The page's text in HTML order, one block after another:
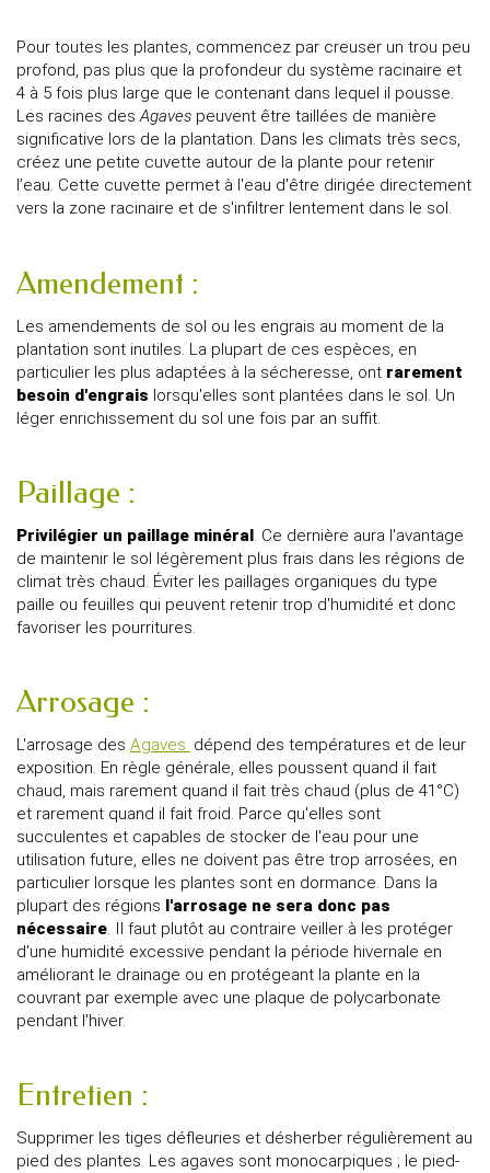
Pour toutes les plantes, commencez par creuser un trou peu
profond, pas plus que la profondeur du système racinaire et
4 à 5 fois plus large que le contenant dans lequel il pousse.
Les racines desAgaves peuvent être taillées de manière
significative lors de la plantation. Dans les climats très secs,
créez une petite cuvette autour de la plante pour retenir
l’eau. Cette cuvette permet à l'eau d'être dirigée directement
vers la zone racinaire et de s'infiltrer lentement dans le sol.
Amendement :
Les amendements de sol ou les engrais au moment de la
plantation sont inutiles. La plupart de ces espèces, en
particulier les plus adaptées à la sécheresse, ont rarement
besoin d'engrais lorsqu'elles sont plantées dans le sol. Un
léger enrichissement du sol une fois par an suffit.
Paillage :
Privilégier un paillage minéral. Ce dernière aura l'avantage
de maintenir le sol légèrement plus frais dans les régions de
climat très chaud. Éviter les paillages organiques du type
paille ou feuilles qui peuvent retenir trop d'humidité et donc
favoriser les pourritures.
Arrosage :
L'arrosage des Agaves dépend des températures et de leur
exposition. En règle générale, elles poussent quand il fait
chaud, mais rarement quand il fait très chaud (plus de 41°C)
et rarement quand il fait froid. Parce qu'elles sont
succulentes et capables de stocker de l'eau pour une
utilisation future, elles ne doivent pas être trop arrosées, en
particulier lorsque les plantes sont en dormance. Dans la
plupart des régions l'arrosage ne sera donc pas
nécessaire. Il faut plutôt au contraire veiller à les protéger
d'une humidité excessive pendant la période hivernale en
améliorant le drainage ou en protégeant la plante en la
couvrant par exemple avec une plaque de polycarbonate
pendant l'hiver.
Entretien :
Supprimer les tiges défleuries et désherber régulièrement au
pied des plantes. Les agaves sont monocarpiques ; le pied-